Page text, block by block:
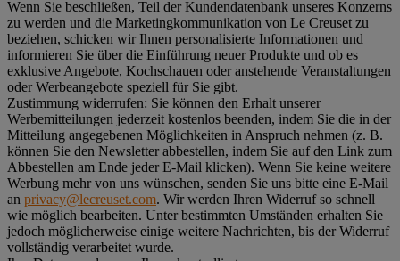
Wenn Sie beschließen, Teil der Kundendatenbank unseres Konzerns
zu werden und die Marketingkommunikation von Le Creuset zu
beziehen, schicken wir Ihnen personalisierte Informationen und
informieren Sie über die Einführung neuer Produkte und ob es
exklusive Angebote, Kochschauen oder anstehende Veranstaltungen
oder Werbeangebote speziell für Sie gibt.
Zustimmung widerrufen: Sie können den Erhalt unserer
Werbemitteilungen jederzeit kostenlos beenden, indem Sie die in der
Mitteilung angegebenen Möglichkeiten in Anspruch nehmen (z. B.
können Sie den Newsletter abbestellen, indem Sie auf den Link zum
Abbestellen am Ende jeder E-Mail klicken). Wenn Sie keine weitere
Werbung mehr von uns wünschen, senden Sie uns bitte eine E-Mail
an privacy@lecreuset.com. Wir werden Ihren Widerruf so schnell
wie möglich bearbeiten. Unter bestimmten Umständen erhalten Sie
jedoch möglicherweise einige weitere Nachrichten, bis der Widerruf
vollständig verarbeitet wurde.